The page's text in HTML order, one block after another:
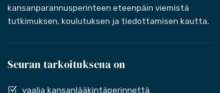
kansanparannusperinteen eteenpäin viemistä
tutkimuksen, koulutuksen ja tiedottamisen kautta.
Seuran tarkoituksena on
vaalia kansanlääkintäperinnettä